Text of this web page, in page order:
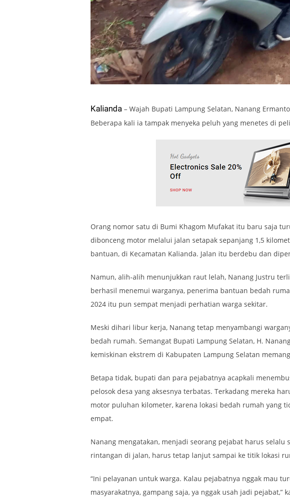
Kalianda – Wajah Bupati Lampung Selatan, Nanang
Beberapa kali ia tampak menyeka peluh yang menetes di
Orang nomor satu di Bumi Khagom Mufakat itu baru saja
dibonceng motor melalui jalan setapak sepanjang 1,5
bantuan, di Kecamatan Kalianda. Jalan itu berdebu dan
Namun, alih-alih menunjukkan raut lelah, Nanang Justru
berhasil menemui warganya, penerima bantuan bedah
2024 itu pun sempat menjadi perhatian warga sekitar.
Meski dihari libur kerja, Nanang tetap menyambangi
bedah rumah. Semangat Bupati Lampung Selatan, H.
kemiskinan ekstrem di Kabupaten Lampung Selatan
Betapa tidak, bupati dan para pejabatnya acapkali
pelosok desa yang aksesnya terbatas. Terkadang mereka
motor puluhan kilometer, karena lokasi bedah rumah yang
empat.
Nanang mengatakan, menjadi seorang pejabat harus selalu
rintangan di jalan, harus tetap lanjut sampai ke titik lokasi
“Ini pelayanan untuk warga. Kalau pejabatnya nggak mau
masyarakatnya, gampang saja, ya nggak usah jadi pejabat,”